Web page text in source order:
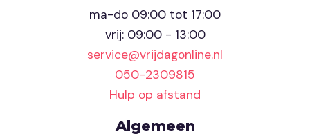
ma-do 09:00 tot 17:00
vrij: 09:00 - 13:00
service@vrijdagonline.nl
050-2309815
Hulp op afstand
Algemeen